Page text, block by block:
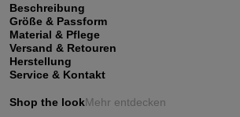
Beschreibung
Größe & Passform
Material & Pflege
Versand & Retouren
Herstellung
Service & Kontakt
Shop the lookMehr entdecken